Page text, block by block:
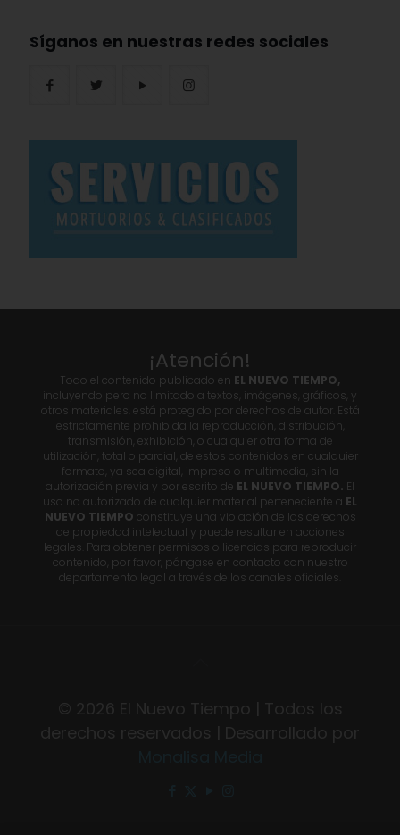
Síganos en nuestras redes sociales
¡Atención!
Todo el contenido publicado en EL NUEVO TIEMPO,
incluyendo pero no limitado a textos, imágenes, gráficos, y
otros materiales, está protegido por derechos de autor. Está
estrictamente prohibida la reproducción, distribución,
transmisión, exhibición, o cualquier otra forma de
utilización, total o parcial, de estos contenidos en cualquier
formato, ya sea digital, impreso o multimedia, sin la
autorización previa y por escrito de EL NUEVO TIEMPO. El
uso no autorizado de cualquier material perteneciente a EL
NUEVO TIEMPO constituye una violación de los derechos
de propiedad intelectual y puede resultar en acciones
legales. Para obtener permisos o licencias para reproducir
contenido, por favor, póngase en contacto con nuestro
departamento legal a través de los canales oficiales.
© 2026 El Nuevo Tiempo | Todos los
derechos reservados | Desarrollado por